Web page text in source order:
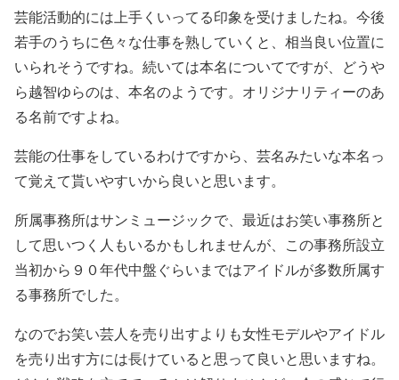
芸能活動的には上手くいってる印象を受けましたね。今後
若手のうちに色々な仕事を熟していくと、相当良い位置に
いられそうですね。続いては本名についてですが、どうや
ら越智ゆらのは、本名のようです。オリジナリティーのあ
る名前ですよね。
芸能の仕事をしているわけですから、芸名みたいな本名っ
て覚えて貰いやすいから良いと思います。
所属事務所はサンミュージックで、最近はお笑い事務所と
して思いつく人もいるかもしれませんが、この事務所設立
当初から９０年代中盤ぐらいまではアイドルが多数所属す
る事務所でした。
なのでお笑い芸人を売り出すよりも女性モデルやアイドル
を売り出す方には長けていると思って良いと思いますね。